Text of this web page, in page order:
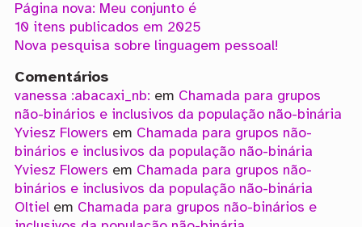
Página nova: Meu conjunto é
10 itens publicados em 2025
Nova pesquisa sobre linguagem pessoal!
Comentários
vanessa :abacaxi_nb: em Chamada para grupos
não-binários e inclusivos da população não-binária
Yviesz Flowers em Chamada para grupos não-
binários e inclusivos da população não-binária
Yviesz Flowers em Chamada para grupos não-
binários e inclusivos da população não-binária
Oltielem Chamada para grupos não-binários e